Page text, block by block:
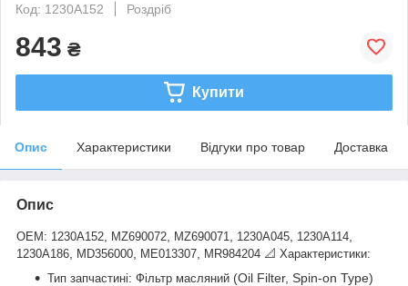
Код: 1230A152
Роздріб
843 ₴
Купити
Опис Характеристики Відгуки про товар Доставка
Опис
OEM: 1230A152 MZ690072 MZ690071 1230A045 1230A114
1230A186 MD356000 ME013307 MR984204 📐 Характеристики:
Тип запчастині: Фільтр масляний (Oil Filter, Spin-on Type)